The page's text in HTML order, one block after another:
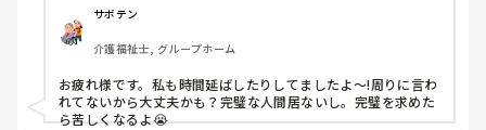
どっちも自分の中でちゃんも出来てるのかも分かりません…
最近、遅出の独り立ちが1回のみ…
唯一の救いが名前と顔が一致してる事と排泄、移乗が出来る
ことです
サボテン
介護福祉士, グループホーム
お疲れ様です。私も時間延ばしたりしてましたよ～!周りに言わ
れてないから大丈夫かも？完璧な人間居ないし。完璧を求めた
ら苦しくなるよ😭